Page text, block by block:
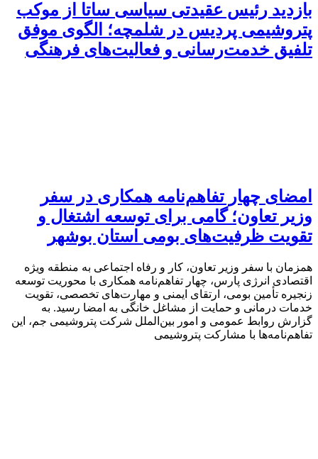
بازدید رئیس عقیدتی سیاسی ساتا از موکب
پتروشیمی پردیس در شلمچه؛ الگوی موفق
تلفیق خدمت‌رسانی و فعالیت‌های فرهنگی
امضای چهار تفاهم‌نامه همکاری در سفر
وزیر تعاون؛ گامی برای توسعه اشتغال و
تقویت ظرفیت‌های بومی استان بوشهر
همزمان با سفر وزیر تعاون، کار و رفاه اجتماعی به منطقه ویژه
اقتصادی انرژی پارس، چهار تفاهم‌نامه همکاری با محوریت توسعه
زنجیره تأمین بومی، ارتقای ایمنی و مهارت‌های تخصصی، تقویت
خدمات درمانی و حمایت از مشاغل خانگی به امضا رسید. به
گزارش روابط عمومی و امور بین‌الملل شرکت پتروشیمی جم، این
تفاهم‌نامه‌ها با مشارکت پتروشیمی